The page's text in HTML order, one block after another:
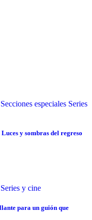
Secciones especiales Series
y sombras del regreso
Series y cine
para un guión que